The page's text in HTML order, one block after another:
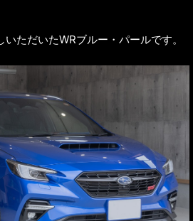
ただいたWRブルー・パールです。